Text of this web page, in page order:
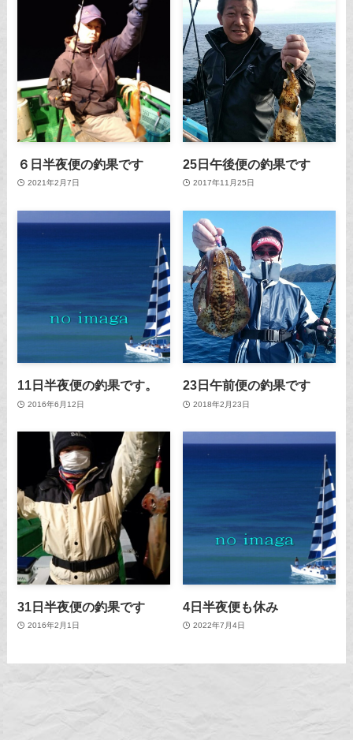
６日半夜便の釣果です
2021年2月7日
25日午後便の釣果です
2017年11月25日
11日半夜便の釣果です。
2016年6月12日
23日午前便の釣果です
2018年2月23日
31日半夜便の釣果です
2016年2月1日
4日半夜便も休み
2022年7月4日